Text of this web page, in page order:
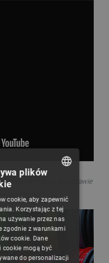
opakowaniu, w zestawie
CZECH
ENGLISH
GERMAN
plików
cookie, aby zapewnić
Korzystając z tej
używanie przez nas
zgodnie z warunkami
cookie. Dane
cookie mogą być
do personalizacji